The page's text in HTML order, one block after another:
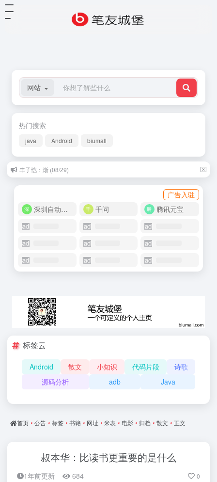
网站
热门搜索
java Android biumall
聂鲁达：我喜欢你是寂静的 (07/30)
广告入驻
深圳自动化商城
千问 腾讯元宝
标签云
Android 散文 小知识 代码片段
诗歌
源码分析
adb Java
首页 • 公告 • 标签 • 书籍 • 网址 • 米表 • 电影 • 归档 • 散文 • 正文
叔本华：比读书更重要的是什么
1年前更新 684 0